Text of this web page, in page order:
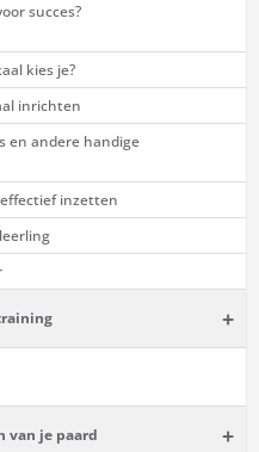
succes?
kies je?
inrichten
en andere handige
inzetten
+
van je paard +